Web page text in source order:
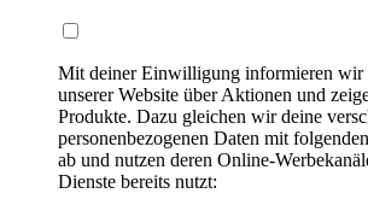
Mit deiner Einwilligung informieren wir
unserer Website über Aktionen und
Produkte. Dazu gleichen wir deine
personenbezogenen Daten mit
ab und nutzen deren Online-
Dienste bereits nutzt: